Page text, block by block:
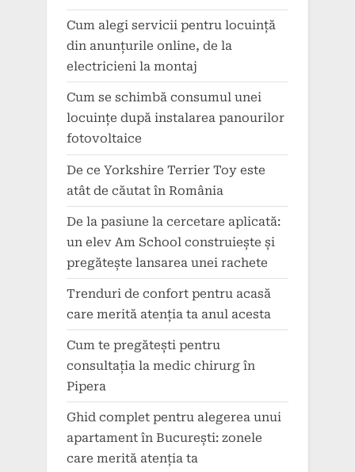
Cum alegi servicii pentru locuință
din anunțurile online, de la
electricieni la montaj
Cum se schimbă consumul unei
locuințe după instalarea panourilor
fotovoltaice
De ce Yorkshire Terrier Toy este
atât de căutat în România
De la pasiune la cercetare aplicată:
un elev Am School construiește și
pregătește lansarea unei rachete
Trenduri de confort pentru acasă
care merită atenția ta anul acesta
Cum te pregătești pentru
consultația la medic chirurg în
Pipera
Ghid complet pentru alegerea unui
apartament în București: zonele
care merită atenția ta